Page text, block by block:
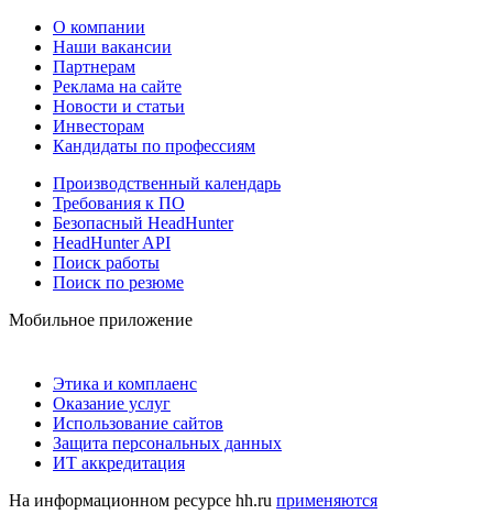
О компании
Наши вакансии
Партнерам
Реклама на сайте
Новости и статьи
Инвесторам
Кандидаты по профессиям
Производственный календарь
Требования к ПО
Безопасный HeadHunter
HeadHunter API
Поиск работы
Поиск по резюме
Мобильное приложение
Этика и комплаенс
Оказание услуг
Использование сайтов
Защита персональных данных
ИТ аккредитация
На информационном ресурсе hh.ru применяются